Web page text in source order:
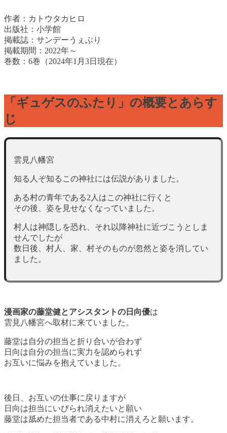
作者：カトウタカヒロ
出版社：小学館
掲載誌：サンデーうぇぶり
掲載期間：2022年～
巻数：6巻（2024年1月3日現在）
「ギュゲスのふたり」の概要とあらす
じ
雲見八幡宮
知る人ぞ知るこの神社には伝説がありました。
ある村の青年である2人はこの神社に行くと
その後、姿を見せなくなっていました。
村人は神隠しを恐れ、それ以降神社に近づこうとしま
せんでしたが
数日後、村人、家、村そのものが忽然と姿を消してい
ました。
漫画家の藤堂健とアシスタントの日向優は
雲見八幡宮へ取材に来ていました。
藤堂は自分の担当と折り合いが合わず
日向は自分の担当に実力を認められず
お互いに悩みを抱えていました。
後日、お互いの仕事に戻りますが
日向は担当にいびられ消えたいと願い
藤堂は舐めた担当者である中村に消えろと願います。